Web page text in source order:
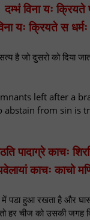
दम्भं विना यः क्रियते
यः क्रियते स
जो दुसरो को दिया
left after a
from sin is
पादाग्रे काचः
काचः काचो
पडा हुआ रखता है और
हर चीज को उसकी जगह